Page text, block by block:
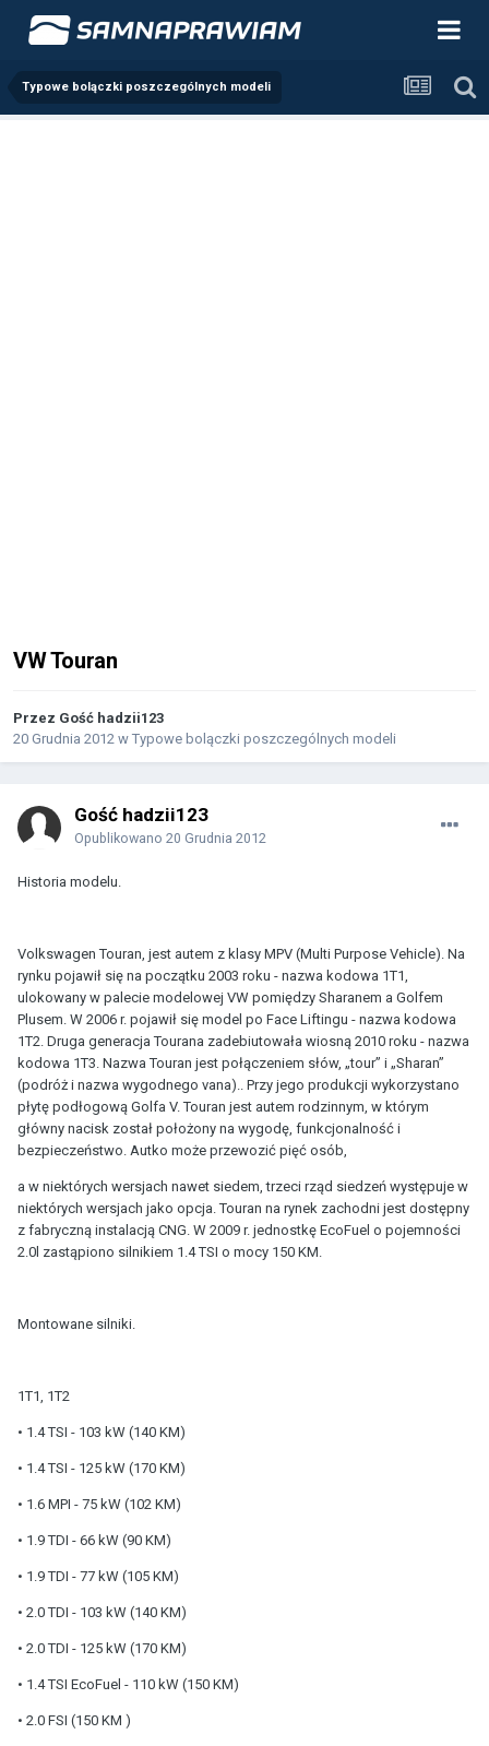
Typowe bolączki poszczególnych modeli
VW Touran
Przez Gość hadzii123
20 Grudnia 2012 w Typowe bolączki poszczególnych modeli
Gość hadzii123
Opublikowano 20 Grudnia 2012
Historia modelu.
Volkswagen Touran, jest autem z klasy MPV (Multi Purpose Vehicle). Na
rynku pojawił się na początku 2003 roku - nazwa kodowa 1T1,
ulokowany w palecie modelowej VW pomiędzy Sharanem a Golfem
Plusem. W 2006 r. pojawił się model po Face Liftingu - nazwa kodowa
1T2. Druga generacja Tourana zadebiutowała wiosną 2010 roku - nazwa
kodowa 1T3. Nazwa Touran jest połączeniem słów, „tour” i „Sharan”
(podróż i nazwa wygodnego vana).. Przy jego produkcji wykorzystano
płytę podłogową Golfa V. Touran jest autem rodzinnym, w którym
główny nacisk został położony na wygodę, funkcjonalność i
bezpieczeństwo. Autko może przewozić pięć osób,
a w niektórych wersjach nawet siedem, trzeci rząd siedzeń występuje w
niektórych wersjach jako opcja. Touran na rynek zachodni jest dostępny
z fabryczną instalacją CNG. W 2009 r. jednostkę EcoFuel o pojemności
2.0l zastąpiono silnikiem 1.4 TSI o mocy 150 KM.
Montowane silniki.
1T1, 1T2
• 1.4 TSI - 103 kW (140 KM)
• 1.4 TSI - 125 kW (170 KM)
• 1.6 MPI - 75 kW (102 KM)
• 1.9 TDI - 66 kW (90 KM)
• 1.9 TDI - 77 kW (105 KM)
• 2.0 TDI - 103 kW (140 KM)
• 2.0 TDI - 125 kW (170 KM)
• 1.4 TSI EcoFuel - 110 kW (150 KM)
• 2.0 FSI (150 KM )